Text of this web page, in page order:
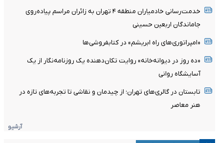
خدمت‌رسانی خادمیاران منطقه ۴ تهران به زائران مراسم پیاده‌روی
جاماندگان اربعین حسینی
«امپراتوری‌های راه ابریشم» در کتابفروشی‌ها
«ده روز در دیوانه‌خانه» روایت تکان‌دهنده یک روزنامه‌نگار از یک
آسایشگاه روانی
تابستان در گالری‌های تهران؛ از چیدمان و نقاشی تا تجربه‌های تازه در
هنر معاصر
آرشیو